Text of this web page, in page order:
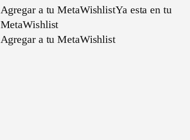
Agregar a tu MetaWishlistYa esta en tu
MetaWishlist
Agregar a tu MetaWishlist